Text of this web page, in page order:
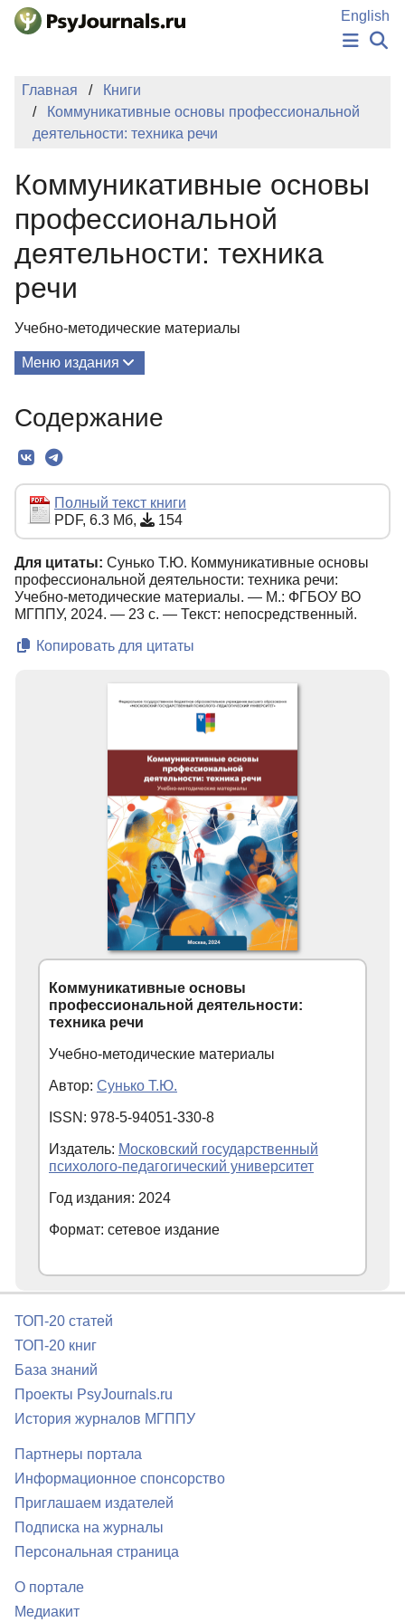
Перейти к основному содержанию
English
ПОДАТЬ РУКОПИСЬ
КЛЮЧЕВЫЕ СЛОВА
Регистрация
Главная
Книги
Коммуникативные основы профессиональной
деятельности: техника речи
Коммуникативные основы
профессиональной
деятельности: техника
речи
Учебно-методические материалы
Меню издания
Текст
Содержание
Полный текст книги
PDF, 6.3 Мб,
154
Для цитаты: Сунько Т.Ю. Коммуникативные основы
профессиональной деятельности: техника речи:
Учебно-методические материалы. — М.: ФГБОУ ВО
МГППУ, 2024. — 23 с. — Текст: непосредственный.
Копировать для цитаты
Коммуникативные основы
профессиональной деятельности:
техника речи
Учебно-методические материалы
Автор: Сунько Т.Ю.
ISSN: 978-5-94051-330-8
Издатель: Московский государственный
психолого-педагогический университет
Год издания: 2024
Формат: сетевое издание
ТОП-20 статей
ТОП-20 книг
База знаний
Проекты PsyJournals.ru
История журналов МГППУ
Партнеры портала
Информационное спонсорство
Приглашаем издателей
Подписка на журналы
Персональная страница
О портале
Медиакит